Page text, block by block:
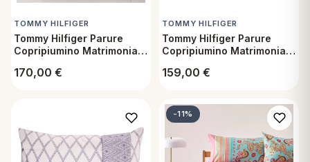
TOMMY HILFIGER
Tommy Hilfiger Parure
Copripiumino Matrimoniale
James white
170,00 €
TOMMY HILFIGER
Tommy Hilfiger Parure
Copripiumino Matrimoniale
Natural
159,00 €
-11%